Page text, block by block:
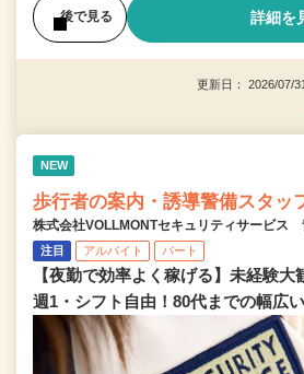
後で見る 詳細を
更新日： 2026/07/
NEW
歩行者の案内・誘導警備スタッ
株式会社VOLLMONTセキュリティサービス
注目 アルバイト パート
【夜勤で効率よく稼げる】未経験大
週1・シフト自由！80代までの幅広